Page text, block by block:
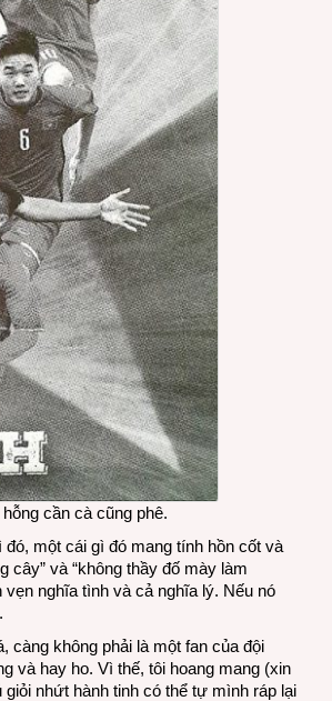
cần cà cũng phê.
một cái gì đó mang tính hồn cốt và
cây” và “không thầy đố mày làm
nghĩa tình và cả nghĩa lý. Nếu nó
càng không phải là một fan của đội
và hay ho. Vì thế, tôi hoang mang (xin
giỏi nhứt hành tinh có thể tự mình ráp lại